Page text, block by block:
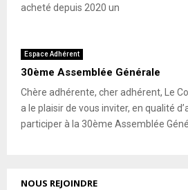
acheté depuis 2020 un
Espace Adhérent
30ème Assemblée Générale
Chère adhérente, cher adhérent, Le
a le plaisir de vous inviter, en qualité
participer à la 30ème Assemblée
NOUS REJOINDRE